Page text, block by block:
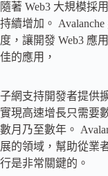
隨著 Web3 大規模採
持續增加。
度，讓開發 Web3 應
佳的應用，
子網支持開發者提供
實現高速增長只需要
數月乃至數年。
展的領域，幫助從業
行是非常關鍵的。